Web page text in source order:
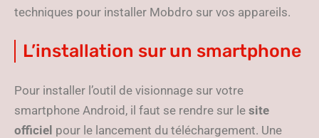
techniques pour installer Mobdro sur vos appareils.
L’installation sur un smartphone
Pour installer l’outil de visionnage sur votre
smartphone Android, il faut se rendre sur le site
officiel pour le lancement du téléchargement. Une